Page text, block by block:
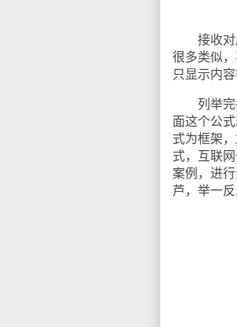
接收对应
很多类似
只显示内
列举完各
面这个公
式为框架
式，互联
案例，进
芦，举一反